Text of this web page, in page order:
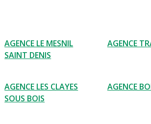
AGENCE LE MESNIL
SAINT DENIS
AGENCE
AGENCE LES CLAYES
SOUS BOIS
AGENCE